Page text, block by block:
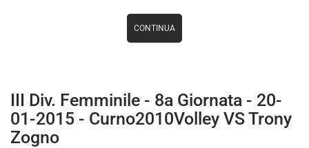
CONTINUA
III Div. Femminile - 8a Giornata - 20-
01-2015 - Curno2010Volley VS Trony
Zogno